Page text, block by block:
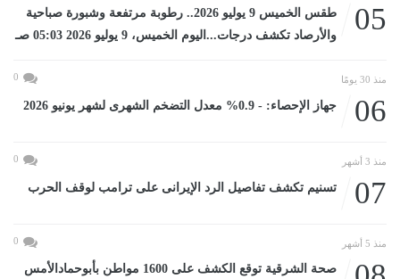
05
طقس الخميس 9 يوليو 2026.. رطوبة مرتفعة وشبورة صباحية
والأرصاد تكشف درجات...اليوم الخميس، 9 يوليو 2026 05:03 صـ
منذ 30 يومًا 0
06 جهاز الإحصاء: - 0.9% معدل التضخم الشهرى لشهر يونيو 2026
منذ 3 أشهر 0
07 تسنيم تكشف تفاصيل الرد الإيرانى على ترامب لوقف الحرب
منذ 5 أشهر 0
صحة الشرقية توقع الكشف على 1600 مواطن بأبوحمادالأمس